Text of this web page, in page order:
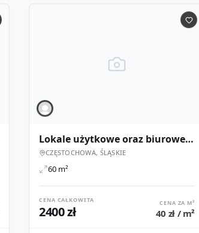
Lokale użytkowe oraz biurowe - różne powierzchnie | DL Jagiellońska
CZĘSTOCHOWA, ŚLĄSKIE
60 m²
CENA CAŁKOWITA
2400 zł
CENA ZA M²
40 zł / m²